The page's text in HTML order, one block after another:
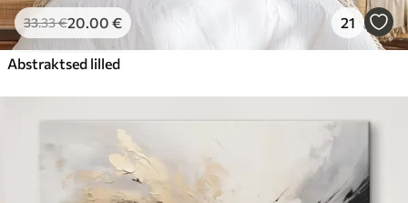
33.33€20.00 € 21
Abstraktsed lilled